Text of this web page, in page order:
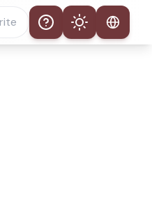
Help
Theme